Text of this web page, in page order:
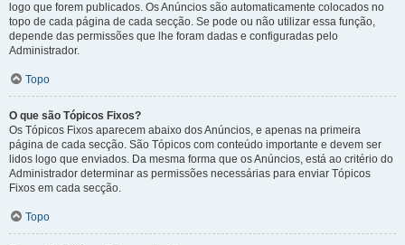
logo que forem publicados. Os Anúncios são automaticamente colocados no
topo de cada página de cada secção. Se pode ou não utilizar essa função,
depende das permissões que lhe foram dadas e configuradas pelo
Administrador.
Topo
O que são Tópicos Fixos?
Os Tópicos Fixos aparecem abaixo dos Anúncios, e apenas na primeira
página de cada secção. São Tópicos com conteúdo importante e devem ser
lidos logo que enviados. Da mesma forma que os Anúncios, está ao critério do
Administrador determinar as permissões necessárias para enviar Tópicos
Fixos em cada secção.
Topo